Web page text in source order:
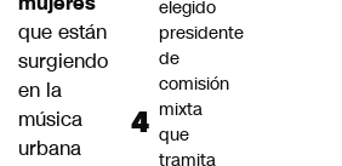
que están
surgiendo
en la
música
urbana
elegido
presidente
de
comisión
mixta
que
tramita